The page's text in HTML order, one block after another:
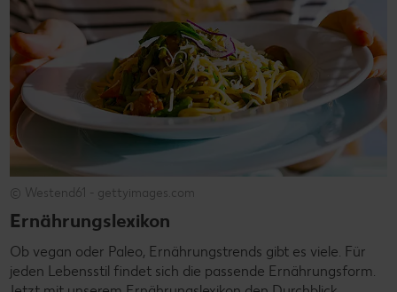
© Westend61 - gettyimages.com
Ernährungslexikon
Ob vegan oder Paleo, Ernährungstrends gibt es viele. Für
jeden Lebensstil findet sich die passende Ernährungsform.